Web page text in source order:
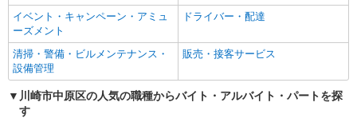
扶養内勤務OK
交通費支給
同じ職種から求人を探す
食品・試食販売
同じ特徴から求人を探す
イベント・キャンペーン・アミュ
ーズメント
ドライバー・配達
清掃・警備・ビルメンテナンス・
設備管理
販売・接客サービス
川崎市中原区の人気の職種からバイト・アルバイト・パートを探
す